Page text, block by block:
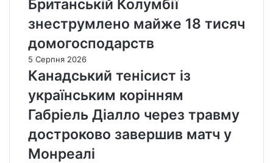
Британській Колумбії
знеструмлено майже 18 тисяч
домогосподарств
5 Серпня 2026
Канадський тенісист із
українським корінням
Габріель Діалло через травму
достроково завершив матч у
Монреалі